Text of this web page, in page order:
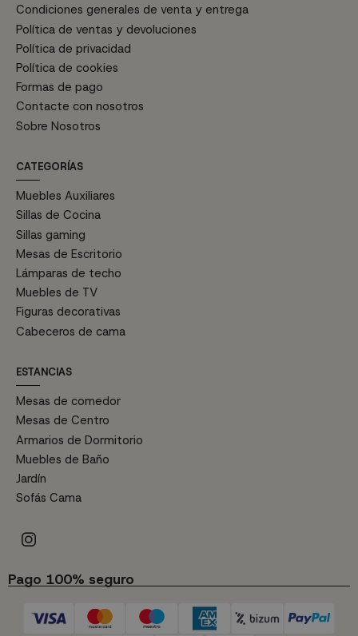
Condiciones generales de venta y entrega
Política de ventas y devoluciones
Política de privacidad
Política de cookies
Formas de pago
Contacte con nosotros
Sobre Nosotros
CATEGORÍAS
Muebles Auxiliares
Sillas de Cocina
Sillas gaming
Mesas de Escritorio
Lámparas de techo
Muebles de TV
Figuras decorativas
Cabeceros de cama
ESTANCIAS
Mesas de comedor
Mesas de Centro
Armarios de Dormitorio
Muebles de Baño
Jardín
Sofás Cama
Pago 100% seguro